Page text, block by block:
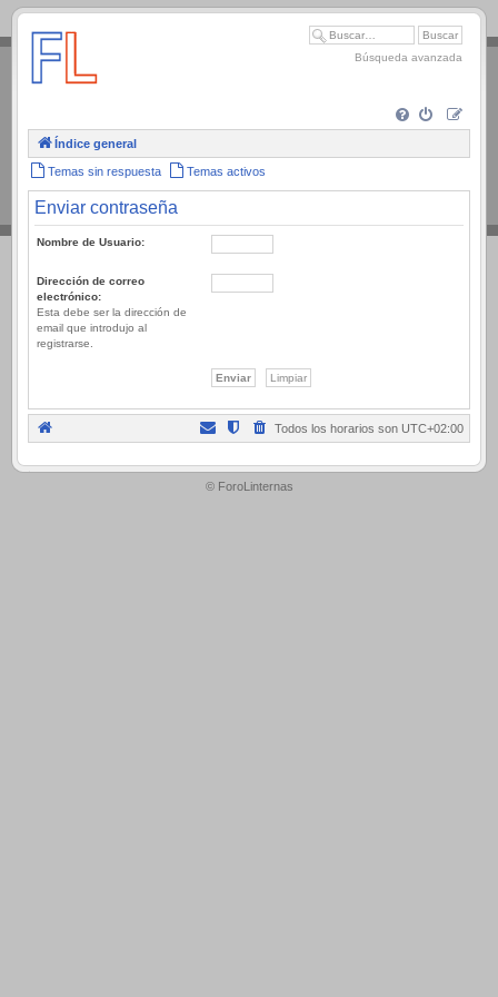
.
Búsqueda avanzada
Índice general
Temas sin respuesta Temas activos
Enviar contraseña
Nombre de Usuario:
Dirección de correo
electrónico:
Esta debe ser la dirección de
email que introdujo al
registrarse.
Todos los horarios son UTC+02:00
.
© ForoLinternas